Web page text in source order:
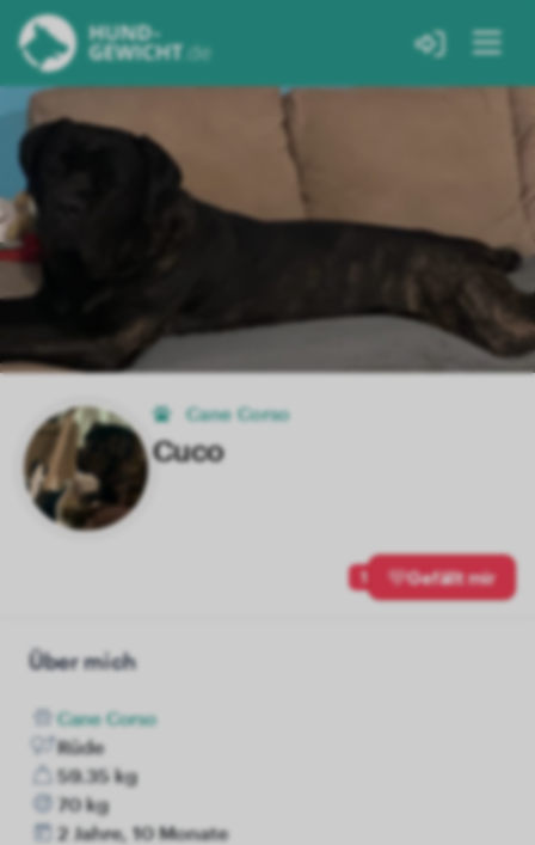
Cane Corso
Cuco
1 Gefällt mir
Über mich
Cane Corso
Rüde
59.35 kg
70 kg
2 Jahre, 10 Monate